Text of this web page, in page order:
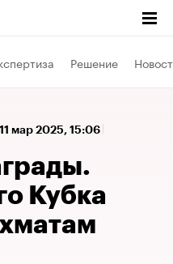
Решение
11 мар 2025, 15:06
Кубка